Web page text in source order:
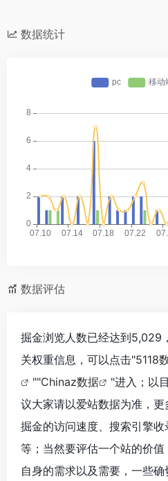
数据统计
数据评估
掘金浏览人数已经达到5,029
关权重信息，可以点击"5118
""Chinaz数据
"进入；以
议大家请以爱站数据为准，更
掘金的访问速度、搜索引擎
等；当然要评估一个站的价
自身的需求以及需要，一些